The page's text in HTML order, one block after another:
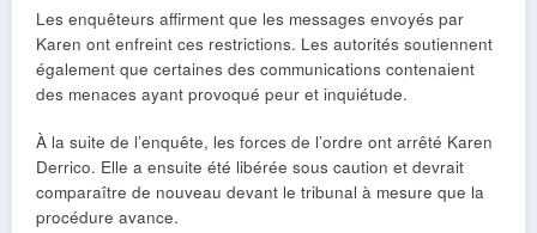
Les enquêteurs affirment que les messages envoyés par
Karen ont enfreint ces restrictions. Les autorités soutiennent
également que certaines des communications contenaient
des menaces ayant provoqué peur et inquiétude.
À la suite de l’enquête, les forces de l’ordre ont arrêté Karen
Derrico. Elle a ensuite été libérée sous caution et devrait
comparaître de nouveau devant le tribunal à mesure que la
procédure avance.